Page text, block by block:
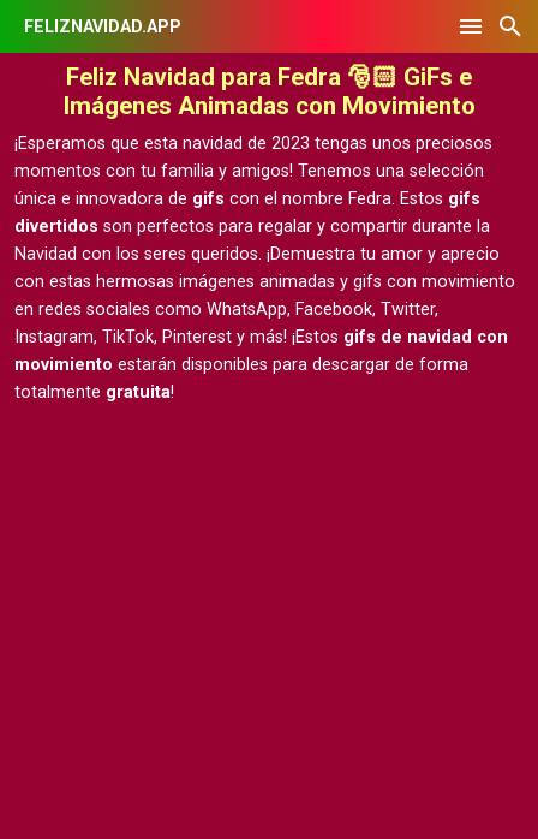
FELIZNAVIDAD.APP
Feliz Navidad para Fedra 🎅🏻 GiFs e
Imágenes Animadas con Movimiento
¡Esperamos que esta navidad de 2023 tengas unos preciosos
momentos con tu familia y amigos! Tenemos una selección
única e innovadora de gifs con el nombre Fedra. Estos gifs
divertidos son perfectos para regalar y compartir durante la
Navidad con los seres queridos. ¡Demuestra tu amor y aprecio
con estas hermosas imágenes animadas y gifs con movimiento
en redes sociales como WhatsApp, Facebook, Twitter,
Instagram, TikTok, Pinterest y más! ¡Estos gifs de navidad con
movimiento estarán disponibles para descargar de forma
totalmente gratuita!